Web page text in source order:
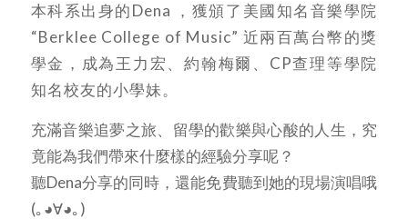
本科系出身的Dena ，獲頒了美國知名音樂學院
“Berklee College of Music” 近兩百萬台幣的獎
學金，成為王力宏、約翰梅爾、CP查理等學院
知名校友的小學妹。
充滿音樂追夢之旅、留學的歡樂與心酸的人生，究
竟能為我們帶來什麼樣的經驗分享呢？
聽Dena分享的同時，還能免費聽到她的現場演唱哦
(｡◕∀◕｡)